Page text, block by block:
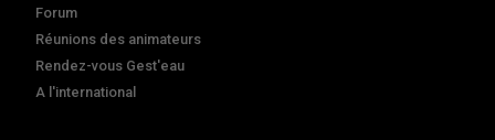
Forum
Réunions des animateurs
Rendez-vous Gest'eau
A l'international